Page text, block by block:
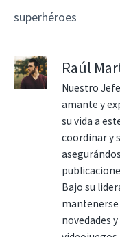
superhéroes
Raúl
Nuestro
amante y
su vida a
coordinar y
Bajo su
mantenerse
novedades